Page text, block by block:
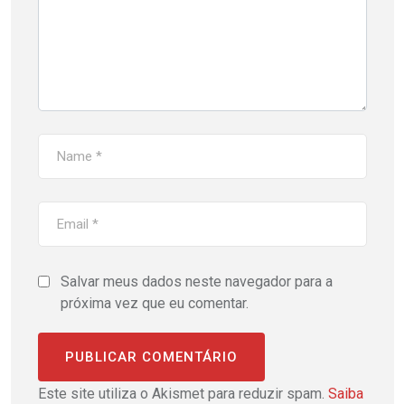
Salvar meus dados neste navegador para a
próxima vez que eu comentar.
Este site utiliza o Akismet para reduzir spam. Saiba